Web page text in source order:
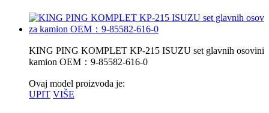
KING PING KOMPLET KP-215 ISUZU set glavnih
kamion OEM：9-85582-616-0
Ovaj model proizvoda je:
UPIT VIŠE